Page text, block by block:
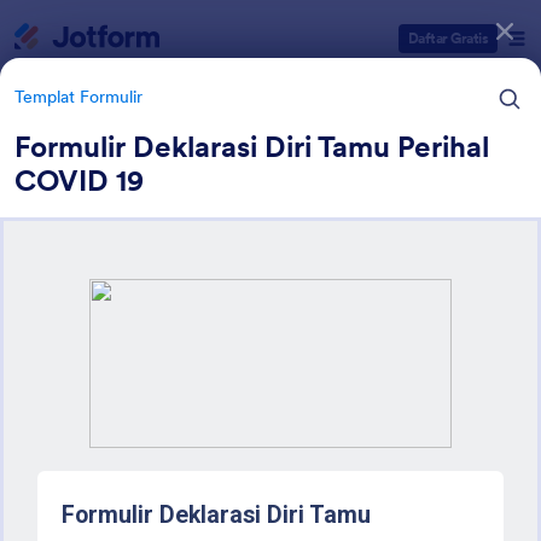
Daftar Gratis
Templat Formulir
Formulir Deklarasi Diri Tamu Perihal
COVID 19
Formulir Inspeksi
Kategori Templat Formulir